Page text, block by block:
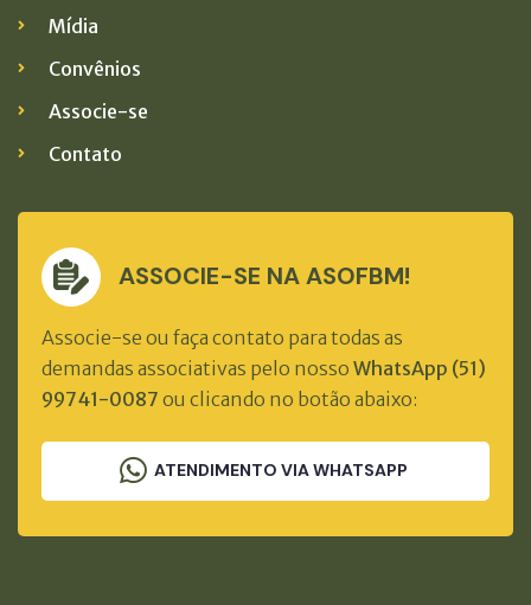
Mídia
Convênios
Associe-se
Contato
ASSOCIE-SE NA ASOFBM!
Associe-se ou faça contato para todas as
demandas associativas pelo nosso WhatsApp (51)
99741-0087 ou clicando no botão abaixo:
ATENDIMENTO VIA WHATSAPP